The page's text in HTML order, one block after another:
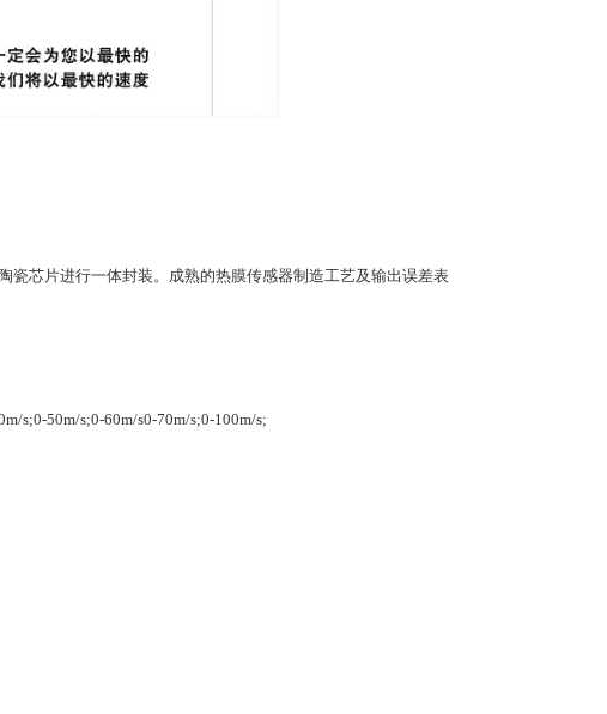
瓷芯片进行一体封装。成熟的热膜传感器制造工艺及输出误差表
s;0-50m/s;0-60m/s0-70m/s;0-100m/s;